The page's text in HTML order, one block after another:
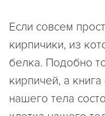
Если совсем
кирпичики, из
белка. Подобно
кирпичей, а
нашего тела